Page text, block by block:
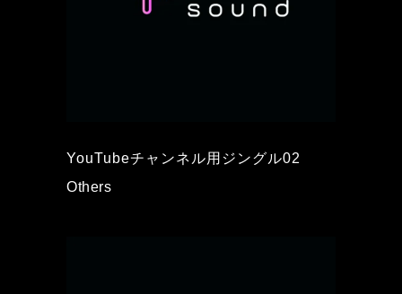
YouTubeチャンネル用ジングル02
Others